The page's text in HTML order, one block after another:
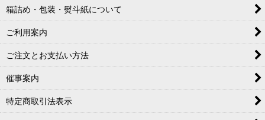
箱詰め・包装・熨斗紙について
ご利用案内
ご注文とお支払い方法
催事案内
特定商取引法表示